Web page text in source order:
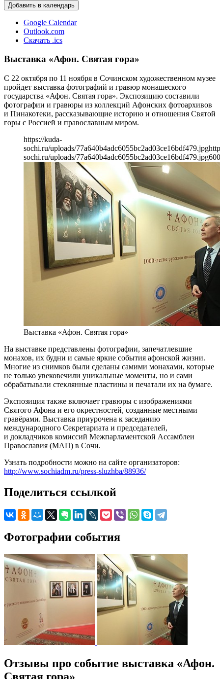
Добавить в календарь
Google Calendar
Outlook.com
Скачать .ics
Выставка «Афон. Святая гора»
С 22 октября по 11 ноября в Сочинском художественном музее
пройдет выставка фотографий и гравюр монашеского
государства «Афон. Святая гора». Экспозицию составили
фотографии и гравюры из коллекций Афонских фотоархивов
и Пинакотеки, рассказывающие историю и отношения Святой
горы с Россией и православным миром.
https://kuda-
sochi.ru/uploads/77a640b4adc6055bc2ad03ce16bdf479.jpg
sochi.ru/uploads/77a640b4adc6055bc2ad03ce16bdf479.jpg600
Выставка «Афон. Святая гора»
На выставке представлены фотографии, запечатлевшие
монахов, их будни и самые яркие события афонской жизни.
Многие из снимков были сделаны самими монахами, которые
не только увековечили уникальные моменты, но и сами
обрабатывали стеклянные пластины и печатали их на бумаге.
Экспозиция также включает гравюры с изображениями
Святого Афона и его окрестностей, созданные местными
гравёрами. Выставка приурочена к заседанию
международного Секретариата и председателей,
и докладчиков комиссий Межпарламентской Ассамблеи
Православия (МАП) в Сочи.
Узнать подробности можно на сайте организаторов:
http://www.sochiadm.ru/press-sluzhba/88936/
Поделиться ссылкой
Фотографии события
Отзывы про событие выставка «Афон.
Святая гора»